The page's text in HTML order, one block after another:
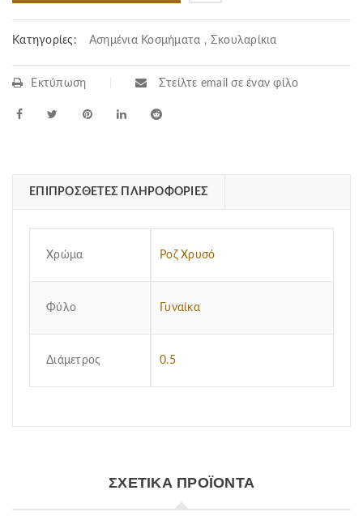
Κατηγορίες: Ασημένια Κοσμήματα , Σκουλαρίκια
Εκτύπωση Στείλτε email σε έναν φίλο
ΕΠΙΠΡΌΣΘΕΤΕΣ ΠΛΗΡΟΦΟΡΊΕΣ
Χρώμα Ροζ Χρυσό
Φύλο Γυναίκα
Διάμετρος 0.5
ΣΧΕΤΙΚΆ ΠΡΟΪΌΝΤΑ